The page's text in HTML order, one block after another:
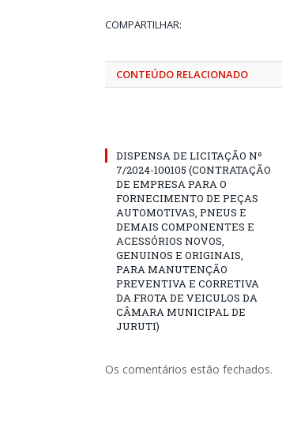
COMPARTILHAR:
CONTEÚDO RELACIONADO
DISPENSA DE LICITAÇÃO Nº
7/2024-100105 (CONTRATAÇÃO
DE EMPRESA PARA O
FORNECIMENTO DE PEÇAS
AUTOMOTIVAS, PNEUS E
DEMAIS COMPONENTES E
ACESSÓRIOS NOVOS,
GENUINOS E ORIGINAIS,
PARA MANUTENÇÃO
PREVENTIVA E CORRETIVA
DA FROTA DE VEICULOS DA
CÂMARA MUNICIPAL DE
JURUTI)
Os comentários estão fechados.